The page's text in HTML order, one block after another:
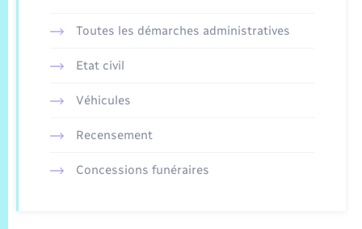
Toutes les démarches administratives
Etat civil
Véhicules
Recensement
Concessions funéraires